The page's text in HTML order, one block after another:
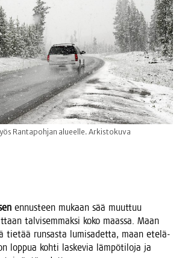
Rantapohjan alueelle. Arkistokuva
ennus­teen mukaan sää muut­tuu
tal­vi­sem­mak­si koko maas­sa. Maan
tie­tää run­sas­ta lumi­sa­det­ta, maan ete­lä-
lop­pua koh­ti las­ke­via läm­pö­ti­lo­ja ja